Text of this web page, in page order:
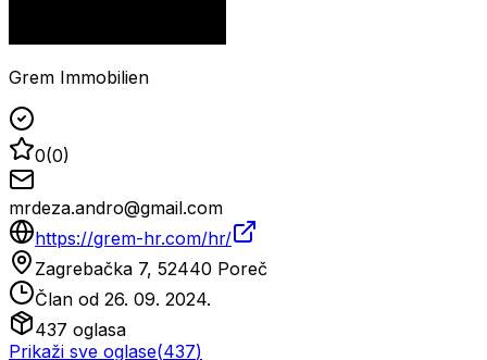
Grem Immobilien
0(0)
mrdeza.andro@gmail.com
https://grem-hr.com/hr/
Zagrebačka 7, 52440 Poreč
Član od 26. 09. 2024.
437 oglasa
Prikaži sve oglase(437)